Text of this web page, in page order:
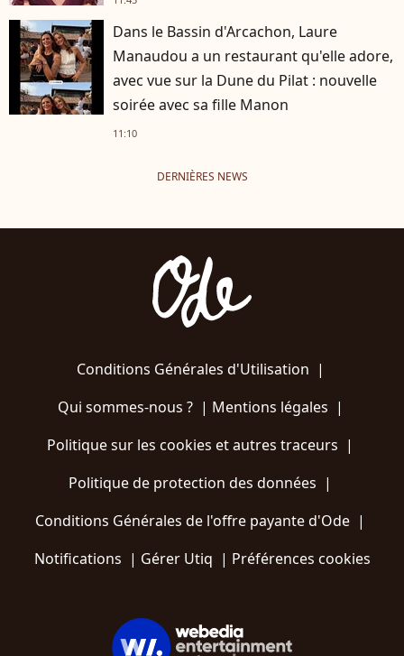
Dans le Bassin d'Arcachon, Laure
Manaudou a un restaurant qu'elle adore,
avec vue sur la Dune du Pilat : nouvelle
soirée avec sa fille Manon
11:10
DERNIÈRES NEWS
Conditions Générales d'Utilisation |
Qui sommes-nous ?| Mentions légales |
Politique sur les cookies et autres traceurs |
Politique de protection des données |
Conditions Générales de l'offre payante d'Ode |
Notifications | Gérer Utiq | Préférences cookies